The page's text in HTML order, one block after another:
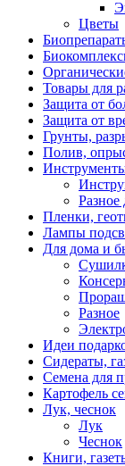
Цветы
Товары для
Защита от
Защита от
Грунты,
Полив,
Разное
Пленки,
Лампы
Для дома и
Разное
Идеи
Сидераты,
Семена для
Картофель
Лук, чеснок
Лук
Чеснок
Книги,